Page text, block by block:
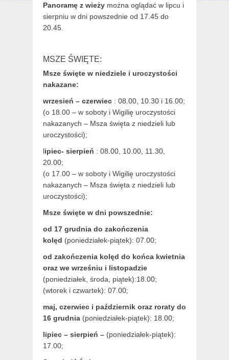
Panoramę z wieży można oglądać w lipcu i
sierpniu w dni powszednie od 17.45 do
20.45.
MSZE ŚWIĘTE:
Msze święte w niedziele i uroczystości
nakazane:
wrzesień – czerwiec : 08.00, 10.30 i 16.00;
(o 18.00 – w soboty i Wigilię uroczystości
nakazanych – Msza święta z niedzieli lub
uroczystości);
lipiec- sierpień : 08.00, 10.00, 11.30,
20.00;
(o 17.00 – w soboty i Wigilię uroczystości
nakazanych – Msza święta z niedzieli lub
uroczystości);
Msze święte w dni powszednie:
od 17 grudnia do zakończenia
kolęd (poniedziałek-piątek): 07.00;
od zakończenia kolęd do końca kwietnia
oraz we wrześniu i listopadzie
(poniedziałek, środa, piątek):18.00;
(wtorek i czwartek): 07.00;
maj, czerwiec i październik oraz roraty do
16 grudnia (poniedziałek-piątek): 18.00;
lipiec – sierpień – (poniedziałek-piątek):
17.00;